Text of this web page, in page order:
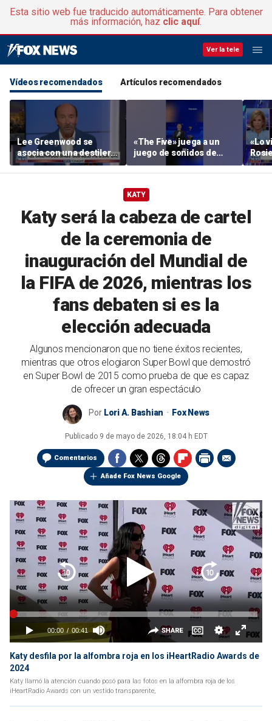
Esta sitio web fue traducido automáticamente. Para obtener
más información, haz clic aquí.
Ver la tele
Vídeos recomendados Artículos recomendados
Lee Greenwood se
asocia con una destilería
regentada por veteranos
«The Five» juega a un
juego de sonidos de
animales
«Lo
su
KATY
Katy será la cabeza de cartel
de la ceremonia de
inauguración del Mundial de
la FIFA de 2026, mientras los
fans debaten si es la
elección adecuada
Algunos mencionaron que no tiene éxitos recientes,
mientras que otros elogiaron Super Bowl que demostró
en Super Bowl de 2015 como prueba de que es capaz
de ofrecer un gran espectáculo
Por Lori A. Bashian Fox News
Publicado 9 de mayo de 2026, 18:04 h EDT
Comentarios
Añade Fox News Google
Katy desfila por la alfombra roja en los iHeartRadio Awards de
2024
Katy llamó la atención cuando posó para las fotos en la alfombra roja de los
iHeartRadio Awards con un vestido transparente,